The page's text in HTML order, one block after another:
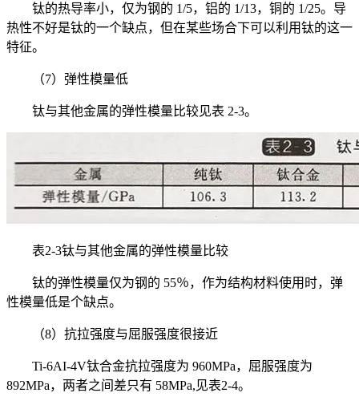
钛的热导率小，仅为钢的 1/5，铝的 1/13，铜的 1/25。导
热性不好是钛的一个缺点，但在某些场合下可以利用钛的这一
特征。
（7）弹性模量低
钛与其他金属的弹性模量比较见表 2-3。
表2-3钛与其他金属的弹性模量比较
钛的弹性模量仅为钢的 55％，作为结构材料使用时，弹
性模量低是个缺点。
（8）抗拉强度与屈服强度很接近
Ti-6AI-4V钛合金抗拉强度为 960MPa，屈服强度为
892MPa，两者之间差只有 58MPa,见表2-4。